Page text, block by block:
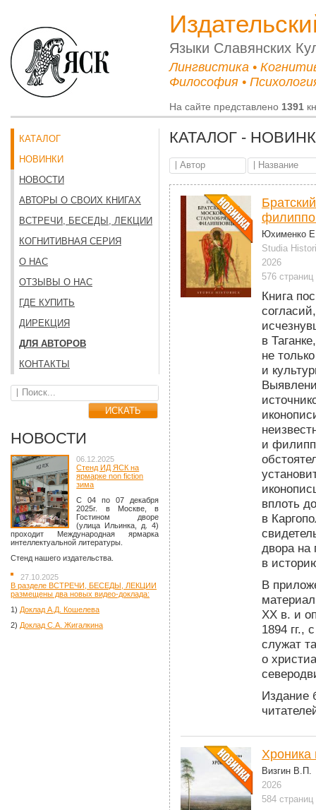
Языки Cлавянских
Лингвистика •
Философия •
На сайте представлено 1391
КАТАЛОГ
НОВИНКИ
НОВОСТИ
АВТОРЫ О СВОИХ КНИГАХ
ВСТРЕЧИ, БЕСЕДЫ, ЛЕКЦИИ
КОГНИТИВНАЯ СЕРИЯ
О НАС
ОТЗЫВЫ О НАС
ГДЕ КУПИТЬ
ДИРЕКЦИЯ
ДЛЯ АВТОРОВ
КОНТАКТЫ
НОВОСТИ
06.12.2025
Стенд ИД ЯСК на
ярмарке non fiction
зима
C 04 по 07 декабря
2025г. в Москве, в
Гостином дворе
(улица Ильинка, д. 4)
проходит Международная ярмарка
интеллектуальной литературы.
Стенд нашего издательства.
27.10.2025
В разделе ВСТРЕЧИ, БЕСЕДЫ, ЛЕКЦИИ
размещены два новых видео-доклада:
1) Доклад А.Д. Кошелева
2) Доклад С.А. Жигалкина
КАТАЛОГ -
Юхименко
Studia
2026
576 страниц
Книга
в
не
и
и
вплоть
в
двора на
в
В
XX в. и
1894
служат
о
Издание
Хроника
Визгин В.П.
2026
584 страниц